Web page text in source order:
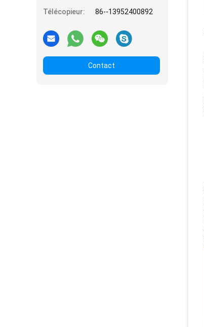
Télécopieur:
86--13952400892
Contact